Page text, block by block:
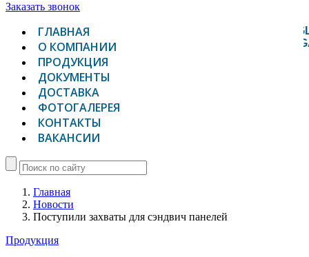
Заказать звонок
ГЛАВНАЯ
О КОМПАНИИ
ПРОДУКЦИЯ
ДОКУМЕНТЫ
ДОСТАВКА
ФОТОГАЛЕРЕЯ
КОНТАКТЫ
ВАКАНСИИ
Главная
Новости
Поступили захваты для сэндвич панелей
Продукция